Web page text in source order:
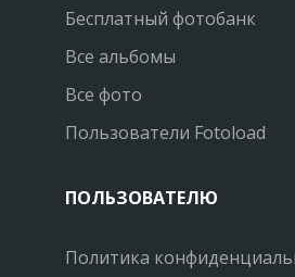
Бесплатный фотобанк
Все альбомы
Все фото
Пользователи Fotoload
ПОЛЬЗОВАТЕЛЮ
Политика